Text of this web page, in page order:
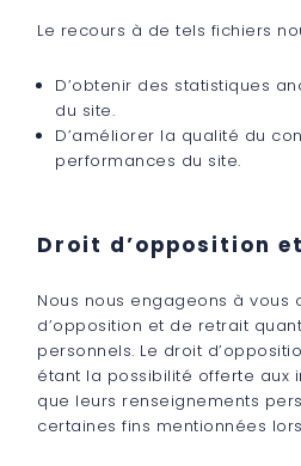
Le recours à de tels fichiers
D’obtenir des statistiques
du site.
D’améliorer la qualité du
performances du site.
Droit d’opposition
Nous nous engageons à vous
d’opposition et de retrait
personnels. Le droit
étant la possibilité offerte aux
que leurs renseignements
certaines fins mentionnées